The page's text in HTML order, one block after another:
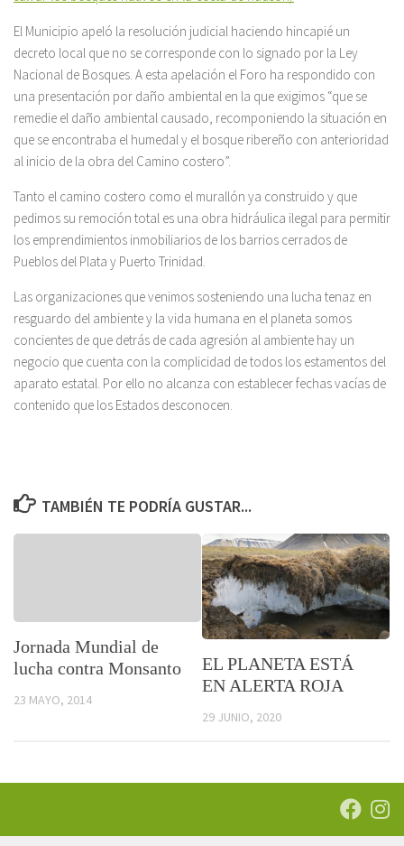
El Municipio apeló la resolución judicial haciendo hincapié un
decreto local que no se corresponde con lo signado por la Ley
Nacional de Bosques. A esta apelación el Foro ha respondido con
una presentación por daño ambiental en la que exigimos “que se
remedie el daño ambiental causado, recomponiendo la situación en
que se encontraba el humedal y el bosque ribereño con anterioridad
al inicio de la obra del Camino costero”.
Tanto el camino costero como el murallón ya construido y que
pedimos su remoción total es una obra hidráulica ilegal para permitir
los emprendimientos inmobiliarios de los barrios cerrados de
Pueblos del Plata y Puerto Trinidad.
Las organizaciones que venimos sosteniendo una lucha tenaz en
resguardo del ambiente y la vida humana en el planeta somos
concientes de que detrás de cada agresión al ambiente hay un
negocio que cuenta con la complicidad de todos los estamentos del
aparato estatal. Por ello no alcanza con establecer fechas vacías de
contenido que los Estados desconocen.
TAMBIÉN TE PODRÍA GUSTAR...
Jornada Mundial de
lucha contra Monsanto
23 MAYO, 2014
EL PLANETA ESTÁ
EN ALERTA ROJA
29 JUNIO, 2020